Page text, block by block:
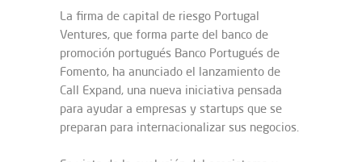
La firma de capital de riesgo Portugal
Ventures, que forma parte del banco de
promoción portugués Banco Portugués de
Fomento, ha anunciado el lanzamiento de
Call Expand, una nueva iniciativa pensada
para ayudar a empresas y startups que se
preparan para internacionalizar sus negocios.